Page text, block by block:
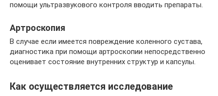
помощи ультразвукового контроля вводить препараты.
Артроскопия
В случае если имеется повреждение коленного сустава,
диагностика при помощи артроскопии непосредственно
оценивает состояние внутренних структур и капсулы.
Как осуществляется исследование